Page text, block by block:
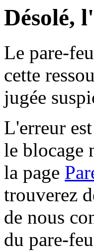
Désolé,
Le pare-
cette
jugée
L'erreur
le blocage
la page
trouverez
de nous
du pare-